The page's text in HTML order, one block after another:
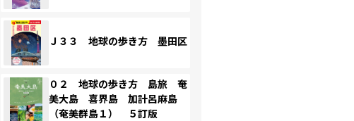
Ｊ３３ 地球の歩き方 墨田区
０２ 地球の歩き方 島旅 奄
美大島 喜界島 加計呂麻島
（奄美群島１） ５訂版